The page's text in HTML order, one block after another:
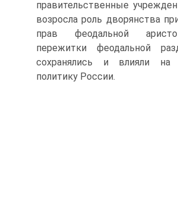
правительственные
возросла роль дворянства
прав феодальной
пережитки феодальной
сохранялись и влияли на
политику России.